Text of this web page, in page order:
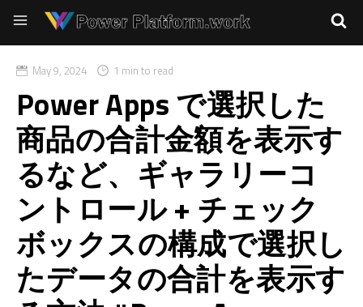
May 9, 2024 1 min to read
Power Apps で選択した
商品の合計金額を表示す
るなど、ギャラリーコ
ントロール + チェック
ボックスの構成で選択し
たデータの合計を表示す